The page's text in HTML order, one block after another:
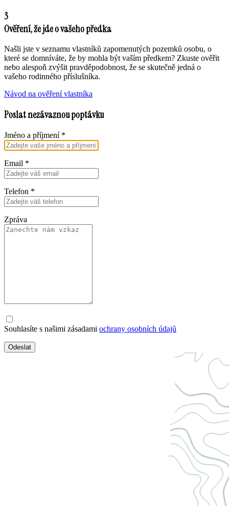
3
Ověření, že jde o vašeho předka
Našli jste v seznamu vlastníků zapomenutých pozemků osobu, o
které se domníváte, že by mohla být vaším předkem? Zkuste ověřit
nebo alespoň zvýšit pravděpodobnost, že se skutečně jedná o
vašeho rodinného příslušníka.
Návod na ověření vlastníka
Poslat nezávaznou poptávku
Jméno a příjmení *
Email *
Telefon *
Zpráva
Souhlasíte s našimi zásadami ochrany osobních údajů
Odeslat